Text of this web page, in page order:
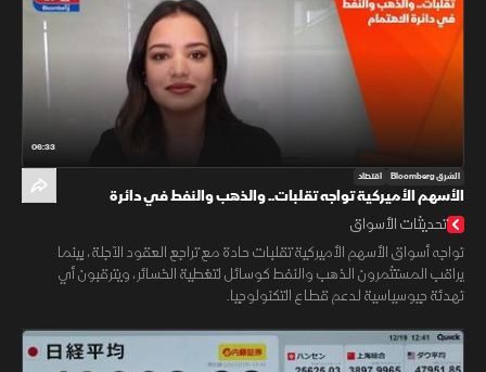
06:33
الشرق Bloomberg اقتصاد
الأسهم الأميركية تواجه تقلبات.. والذهب والنفط في دائرة
الاهتمام
تحديثات الأسواق
تواجه أسواق الأسهم الأميركية تقلبات حادة مع تراجع العقود الآجلة، بينما
يراقب المستثمرون الذهب والنفط كوسائل لتغطية الخسائر، ويترقبون أي
تهدئة جيوسياسية لدعم قطاع التكنولوجيا.